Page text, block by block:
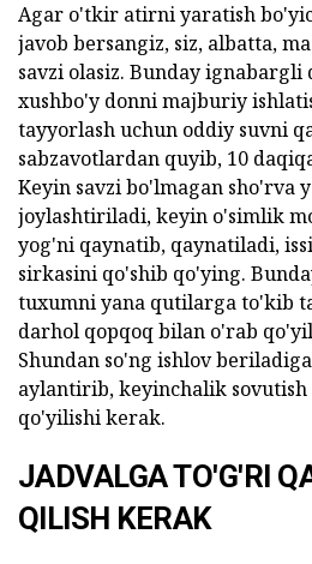
Agar o'tkir atirni yaratish
javob bersangiz, siz, albatta,
savzi olasiz. Bunday
xushbo'y donni majburiy
tayyorlash uchun oddiy suvni
sabzavotlardan quyib, 10
Keyin savzi bo'lmagan sho'rva
joylashtiriladi, keyin o'simlik
yog'ni qaynatib, qaynatiladi,
sirkasini qo'shib qo'ying.
tuxumni yana qutilarga to'kib
darhol qopqoq bilan o'rab
Shundan so'ng ishlov
aylantirib, keyinchalik sovutish
qo'yilishi kerak.
JADVALGA TO'G'RI
QILISH KERAK